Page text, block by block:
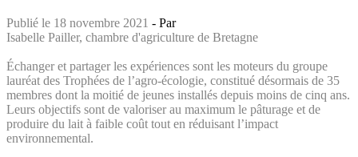
Publié le 18 novembre 2021 - Par
Isabelle Pailler, chambre d'agriculture de Bretagne
Échanger et partager les expériences sont les moteurs du groupe
lauréat des Trophées de l’agro-écologie, constitué désormais de 35
membres dont la moitié de jeunes installés depuis moins de cinq ans.
Leurs objectifs sont de valoriser au maximum le pâturage et de
produire du lait à faible coût tout en réduisant l’impact
environnemental.